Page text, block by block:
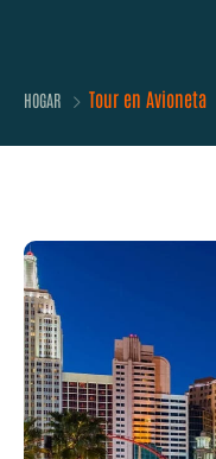
HOGAR Tour en Avioneta